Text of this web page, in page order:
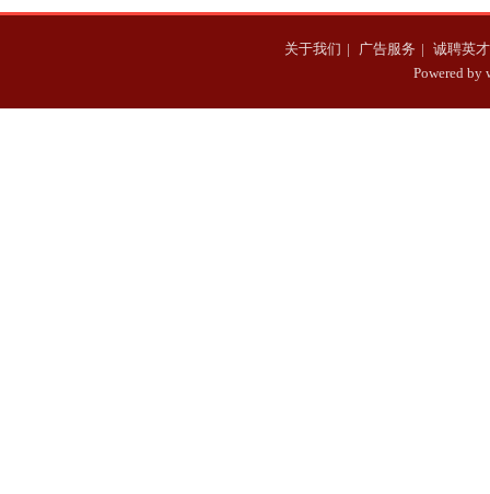
关于我们 | 广告服务 | 诚聘英才
Powered by